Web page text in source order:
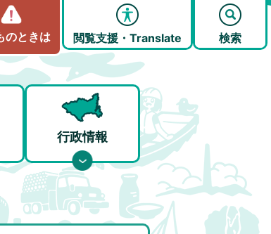
のときは 閲覧支援・Translate 検索
行政情報